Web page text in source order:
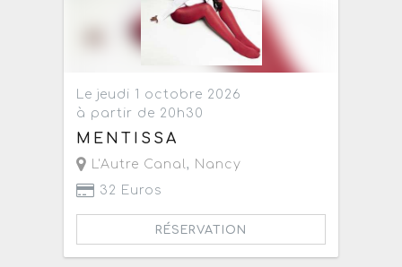
Le jeudi 1 octobre 2026
à partir de 20h30
MENTISSA
L'Autre Canal, Nancy
32 Euros
RÉSERVATION